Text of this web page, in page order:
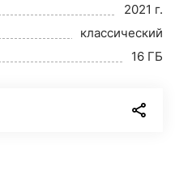
2021 г.
классический
16 ГБ